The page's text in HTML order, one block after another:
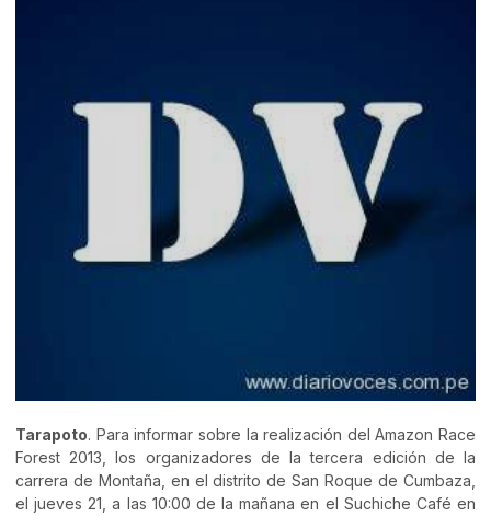
Tarapoto. Para informar sobre la realización del Amazon Race
Forest 2013, los organizadores de la tercera edición de la
carrera de Montaña, en el distrito de San Roque de Cumbaza,
el jueves 21, a las 10:00 de la mañana en el Suchiche Café en